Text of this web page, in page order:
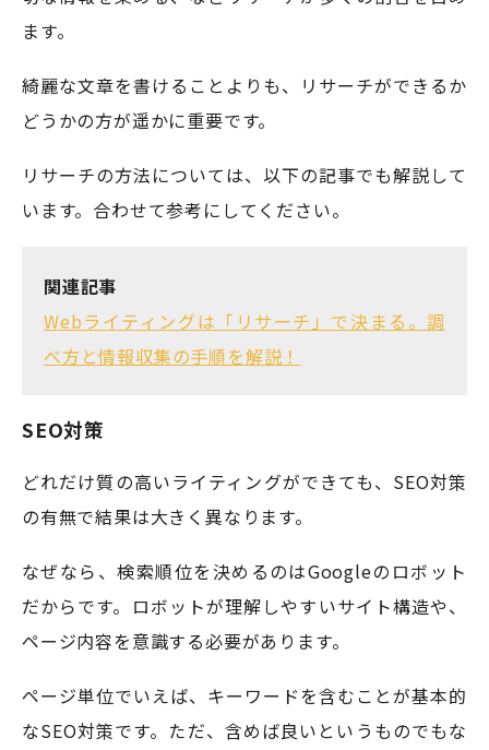
ます。
綺麗な文章を書けることよりも、リサーチができるか
どうかの方が遥かに重要です。
リサーチの方法については、以下の記事でも解説して
います。合わせて参考にしてください。
関連記事
Webライティングは「リサーチ」で決まる。調
べ方と情報収集の手順を解説！
SEO対策
どれだけ質の高いライティングができても、SEO対策
の有無で結果は大きく異なります。
なぜなら、検索順位を決めるのはGoogleのロボット
だからです。ロボットが理解しやすいサイト構造や、
ページ内容を意識する必要があります。
ページ単位でいえば、キーワードを含むことが基本的
なSEO対策です。ただ、含めば良いというものでもな